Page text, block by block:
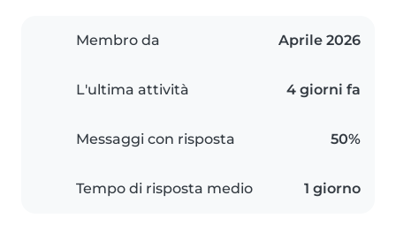
Membro da Aprile 2026
L'ultima attività 4 giorni fa
Messaggi con risposta 50%
Tempo di risposta medio 1 giorno